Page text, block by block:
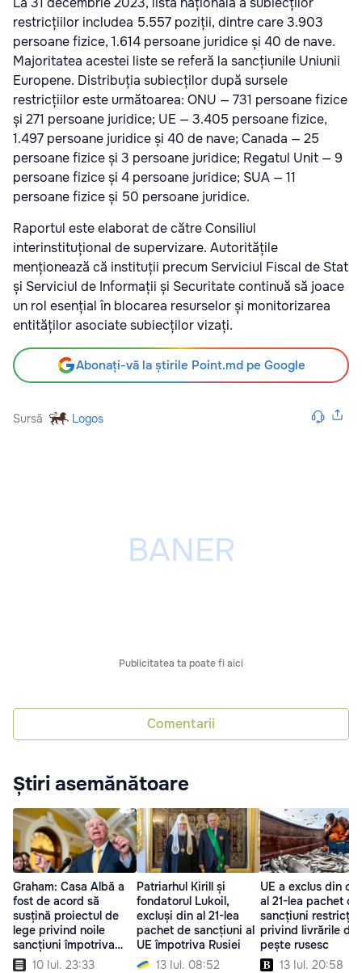
restricțiilor includea 5.557 poziții, dintre care 3.903
persoane fizice, 1.614 persoane juridice și 40 de nave.
Majoritatea acestei liste se referă la sancțiunile Uniunii
Europene. Distribuția subiecților după sursele
restricțiilor este următoarea: ONU — 731 persoane fizice
și 271 persoane juridice; UE — 3.405 persoane fizice,
1.497 persoane juridice și 40 de nave; Canada — 25
persoane fizice și 3 persoane juridice; Regatul Unit — 9
persoane fizice și 4 persoane juridice; SUA — 11
persoane fizice și 50 persoane juridice.
Raportul este elaborat de către Consiliul
interinstituțional de supervizare. Autoritățile
menționează că instituții precum Serviciul Fiscal de Stat
și Serviciul de Informații și Securitate continuă să joace
un rol esențial în blocarea resurselor și monitorizarea
entităților asociate subiecților vizați.
Abonați-vă la știrile Point.md pe Google
Sursă Logos
Publicitatea ta poate fi aici
Comentarii
Știri asemănătoare
Graham: Casa Albă a
fost de acord să
susțină proiectul de
lege privind noile
sancțiuni împotriva
Rusiei10 Iul. 23:33
Patriarhul Kirill și
fondatorul Lukoil,
excluși din al 21-lea
pachet de sancțiuni al
UE împotriva Rusiei
13 Iul. 08:52
UE a exclus din
al 21-lea pachet de
sancțiuni
privind livrările de
pește rusesc
13 Iul. 20:58